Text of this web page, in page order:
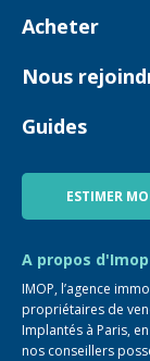
Comment ça
Acheter
Biens en
Nous
Devenir
Guides
Blog
ESTIMER
A propos d'Imop
IMOP, l’agence
propriétaires de
Implantés à Paris,
nos conseillers